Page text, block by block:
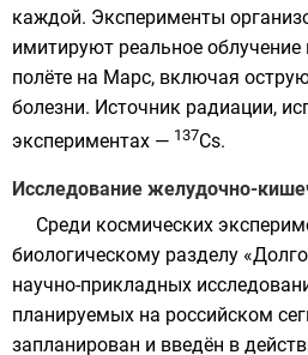
каждой. Эксперименты
имитируют реальное
полёте на Марс, включая
болезни. Источник радиации,
экспериментах — 137Cs.
Исследование желудочно-
Среди космических
биологическому разделу
научно-прикладных
планируемых на российском
запланирован и введён в